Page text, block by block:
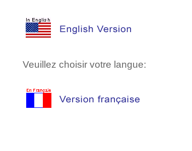
Veuillez choisir votre langue: